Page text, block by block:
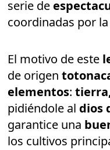
serie de
coordinadas por
El motivo de este
de origen
elementos:
pidiéndole al dios
garantice una
los cultivos